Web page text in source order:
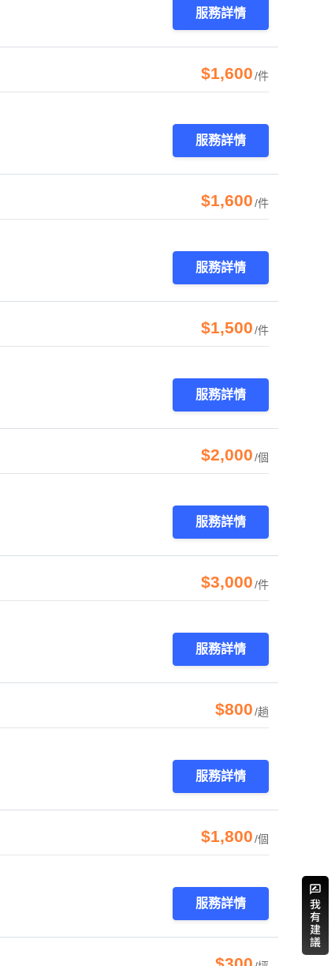
服務詳情
$1,600/件
服務詳情
$1,600/件
服務詳情
$1,500/件
服務詳情
$2,000/個
服務詳情
$3,000/件
服務詳情
$800/趟
服務詳情
$1,800/個
服務詳情